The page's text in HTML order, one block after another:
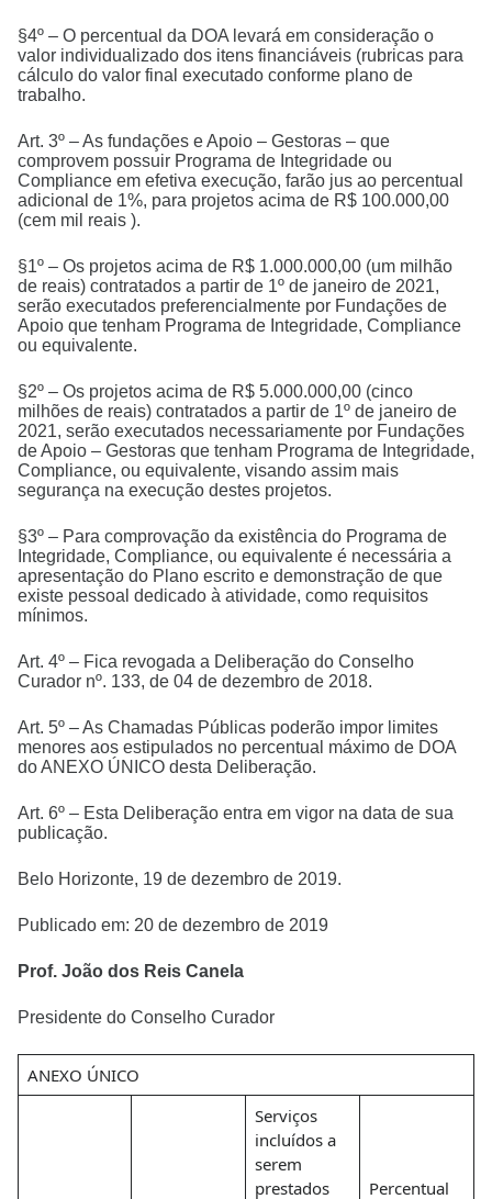
§4º – O percentual da DOA levará em consideração o
valor individualizado dos itens financiáveis (rubricas para
cálculo do valor final executado conforme plano de
trabalho.
Art. 3º – As fundações e Apoio – Gestoras – que
comprovem possuir Programa de Integridade ou
Compliance em efetiva execução, farão jus ao percentual
adicional de 1%, para projetos acima de R$ 100.000,00
(cem mil reais ).
§1º – Os projetos acima de R$ 1.000.000,00 (um milhão
de reais) contratados a partir de 1º de janeiro de 2021,
serão executados preferencialmente por Fundações de
Apoio que tenham Programa de Integridade, Compliance
ou equivalente.
§2º – Os projetos acima de R$ 5.000.000,00 (cinco
milhões de reais) contratados a partir de 1º de janeiro de
2021, serão executados necessariamente por Fundações
de Apoio – Gestoras que tenham Programa de Integridade,
Compliance, ou equivalente, visando assim mais
segurança na execução destes projetos.
§3º – Para comprovação da existência do Programa de
Integridade, Compliance, ou equivalente é necessária a
apresentação do Plano escrito e demonstração de que
existe pessoal dedicado à atividade, como requisitos
mínimos.
Art. 4º – Fica revogada a Deliberação do Conselho
Curador nº. 133, de 04 de dezembro de 2018.
Art. 5º – As Chamadas Públicas poderão impor limites
menores aos estipulados no percentual máximo de DOA
do ANEXO ÚNICO desta Deliberação.
Art. 6º – Esta Deliberação entra em vigor na data de sua
publicação.
Belo Horizonte, 19 de dezembro de 2019.
Publicado em: 20 de dezembro de 2019
Prof. João dos Reis Canela
Presidente do Conselho Curador
ANEXO ÚNICO
Serviços
incluídos a
serem
prestados
Percentual